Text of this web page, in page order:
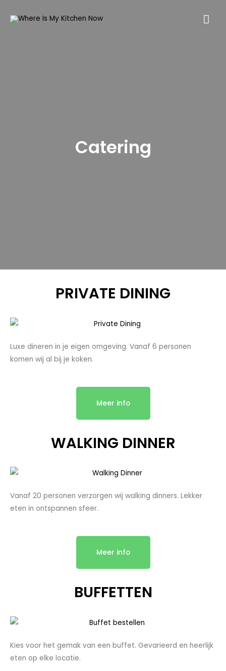
Catering
PRIVATE DINING
Luxe dineren in je eigen omgeving. Vanaf 6 personen
komen wij al bij je koken.
Meer info
WALKING DINNER
Vanaf 20 personen verzorgen wij walking dinners. Lekker
eten in ontspannen sfeer.
Meer info
BUFFETTEN
Kies voor het gemak van een buffet. Gevarieerd en heerlijk
eten op elke locatie.